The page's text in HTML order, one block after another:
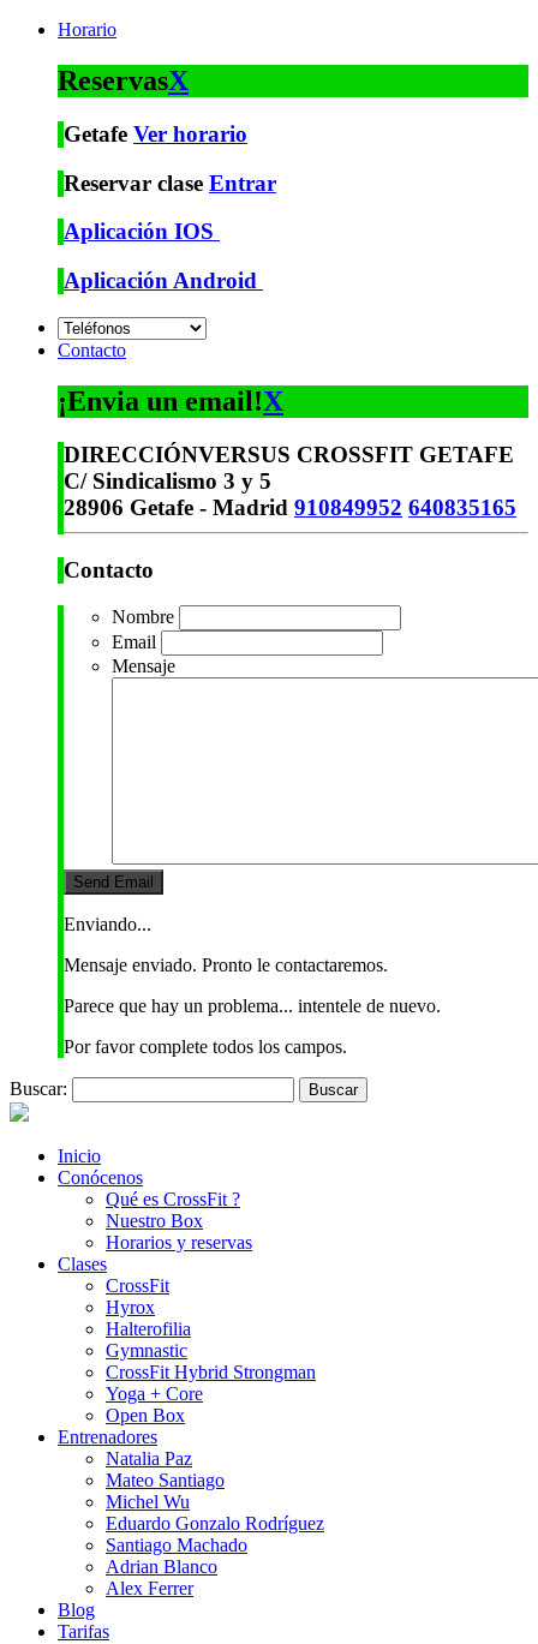
Horario
ReservasX
Getafe Ver horario
Reservar clase Entrar
Aplicación IOS
Aplicación Android
Contacto
¡Envia un email!X
DIRECCIÓNVERSUS CROSSFIT GETAFE
C/ Sindicalismo 3 y 5
28906 Getafe - Madrid 910849952 640835165
Contacto
Nombre
Email
Mensaje
Enviando...
Mensaje enviado. Pronto le contactaremos.
Parece que hay un problema... intentele de nuevo.
Por favor complete todos los campos.
Buscar:
Inicio
Conócenos
Qué es CrossFit ?
Nuestro Box
Horarios y reservas
Clases
CrossFit
Hyrox
Halterofilia
Gymnastic
CrossFit Hybrid Strongman
Yoga + Core
Open Box
Entrenadores
Natalia Paz
Mateo Santiago
Michel Wu
Eduardo Gonzalo Rodríguez
Santiago Machado
Adrian Blanco
Alex Ferrer
Blog
Tarifas